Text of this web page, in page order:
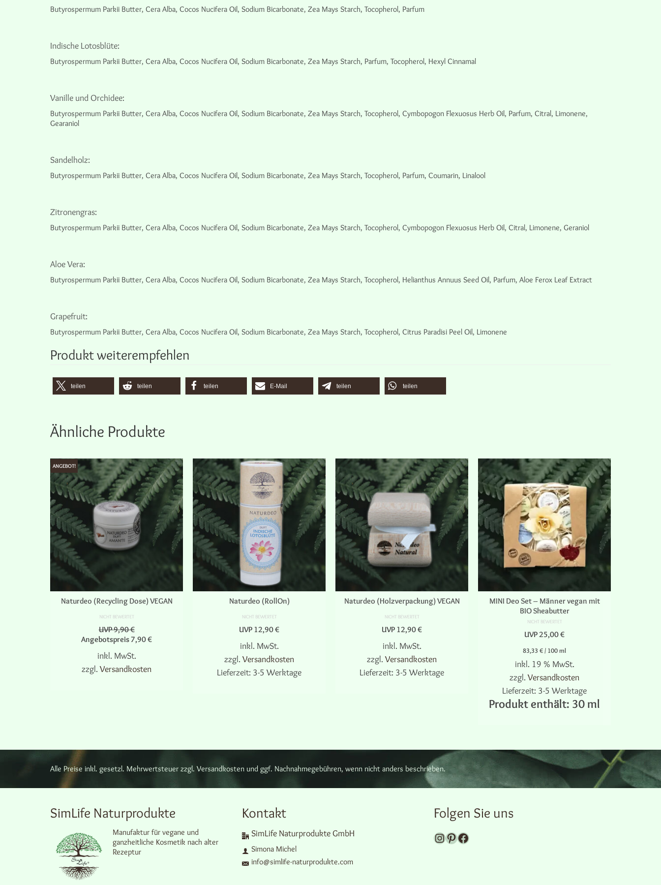
Butyrospermum Parkii Butter, Cera Alba, Cocos Nucifera Oil, Sodium Bicarbonate, Zea Mays Starch, Tocopherol, Parfum
Indische Lotosblüte:
Butyrospermum Parkii Butter, Cera Alba, Cocos Nucifera Oil, Sodium Bicarbonate, Zea Mays Starch, Parfum, Tocopherol, Hexyl Cinnamal
Vanille und Orchidee:
Butyrospermum Parkii Butter, Cera Alba, Cocos Nucifera Oil, Sodium Bicarbonate, Zea Mays Starch, Tocopherol, Cymbopogon Flexuosus Herb Oil, Parfum, Citral, Limonene,
Gearaniol
Sandelholz:
Butyrospermum Parkii Butter, Cera Alba, Cocos Nucifera Oil, Sodium Bicarbonate, Zea Mays Starch, Tocopherol, Parfum, Coumarin, Linalool
Zitronengras:
Butyrospermum Parkii Butter, Cera Alba, Cocos Nucifera Oil, Sodium Bicarbonate, Zea Mays Starch, Tocopherol, Cymbopogon Flexuosus Herb Oil, Citral, Limonene, Geraniol
Aloe Vera:
Butyrospermum Parkii Butter, Cera Alba, Cocos Nucifera Oil, Sodium Bicarbonate, Zea Mays Starch, Tocopherol, Helianthus Annuus Seed Oil, Parfum, Aloe Ferox Leaf Extract
Grapefruit:
Butyrospermum Parkii Butter, Cera Alba, Cocos Nucifera Oil, Sodium Bicarbonate, Zea Mays Starch, Tocopherol, Citrus Paradisi Peel Oil, Limonene
Produkt weiterempfehlen
teilen teilen teilen E-Mail teilen teilen
Ähnliche Produkte
ANGEBOT!
Naturdeo (Recycling Dose) VEGAN
NICHT BEWERTET
UVP9,90€
Angebotspreis7,90€
inkl. MwSt.
zzgl.Versandkosten
Optionen
können
gewählt
werden
Naturdeo (RollOn)
NICHT BEWERTET
UVP 12,90€
inkl. MwSt.
zzgl.Versandkosten
Lieferzeit: 3-5 Werktage
Optionen
können
auf
Produktseite
gewählt
Naturdeo (Holzverpackung) VEGAN
NICHT BEWERTET
UVP 12,90€
inkl. MwSt.
zzgl.Versandkosten
Lieferzeit: 3-5 Werktage
Optionen
können
auf
Produktseite
MINI Deo Set – Männer vegan mit
BIO Sheabutter
NICHT BEWERTET
UVP25,00€
83,33 € / 100 ml
inkl. 19 % MwSt.
zzgl.Versandkosten
Lieferzeit: 3-5 Werktage
Produkt enthält: 30 ml
Alle Preise inkl. gesetzl. Mehrwertsteuer zzgl. Versandkosten und ggf. Nachnahmegebühren, wenn nicht anders beschrieben.
SimLife Naturprodukte
Manufaktur für vegane und
ganzheitliche Kosmetik nach alter
Rezeptur
Kontakt
SimLife Naturprodukte GmbH
Simona Michel
info@simlife-naturprodukte.com
Folgen Sie uns
Zu unserem Instagram-KanalPinterest
Facebook